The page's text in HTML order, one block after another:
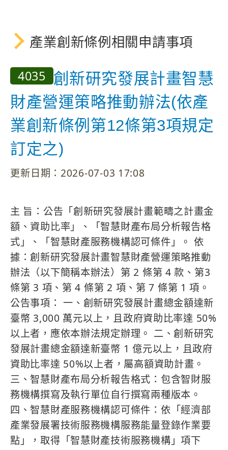
產業創新條例相關申請事項
4035 創新研究發展計畫智慧
財產營運策略推動辦法(依產
業創新條例第12條第3項規定
訂定之)
更新日期：2026-07-03 17:08
主 旨：公告「創新研究發展計畫範疇之計畫金
額、資助比率」、「智慧財產布局分析報告格
式」、「智慧財產服務機構認可條件」。 依
據：創新研究發展計畫智慧財產營運策略推動
辦法（以下簡稱本辦法）第 2 條第 4 款、第3
條第 3 項、第 4 條第 2 項、第 7 條第 1 項。
公告事項： 一、創新研究發展計畫總金額達新
臺幣 3,000 萬元以上，且政府資助比率達 50%
以上者，應依本辦法規定辦理。 二、創新研究
發展計畫總金額達新臺幣 1 億元以上，且政府
資助比率達 50%以上者，屬高額資助計畫。
三、智慧財產布局分析報告格式：包含智財服
務機構撰寫及執行單位自行撰寫兩種版本。
四、智慧財產服務機構認可條件：依「經濟部
產業發展署技術服務機構服務能量登錄作業要
點」，取得「智慧財產技術服務機構」項下